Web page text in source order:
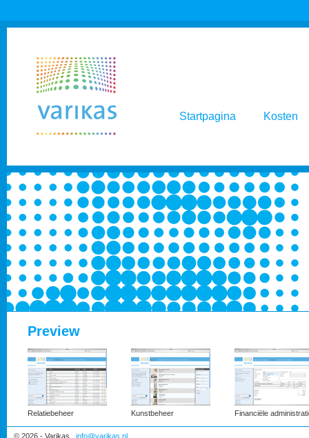
Startpagina Kosten
Preview
Relatiebeheer Kunstbeheer Financiële
© 2026 - Varikas info@varikas.nl